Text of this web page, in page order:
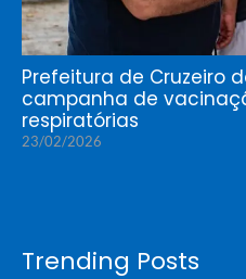
Prefeitura de Cruzeiro
campanha de
respiratórias
23/02/2026
Trending Posts